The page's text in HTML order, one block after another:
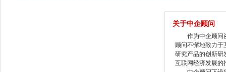
关于中企顾问
作为中企顾问咨
顾问不懈地致力于
研究产品的创新研
互联网经济发展的